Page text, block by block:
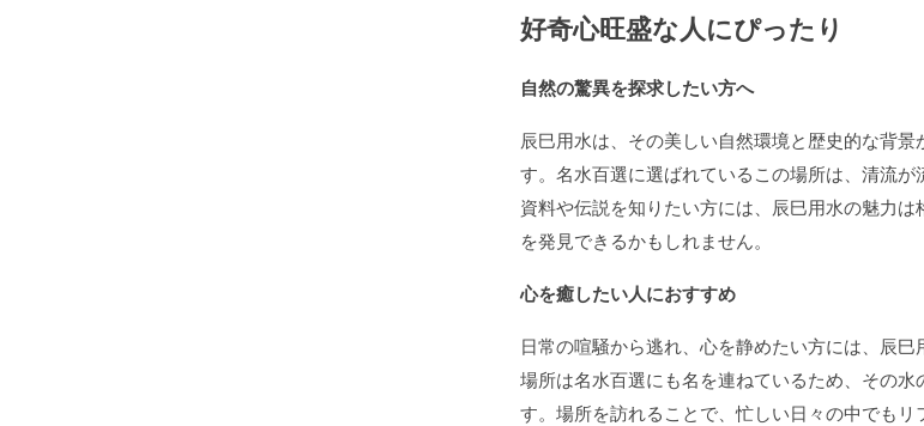
好奇心旺盛な人にぴったり
自然の驚異を探求したい方へ
辰巳用水は、その美しい自然環境と歴史的な背景
す。名水百選に選ばれているこの場所は、清流
資料や伝説を知りたい方には、辰巳用水の魅力
を発見できるかもしれません。
心を癒したい人におすすめ
日常の喧騒から逃れ、心を静めたい方には、辰
場所は名水百選にも名を連ねているため、その
す。場所を訪れることで、忙しい日々の中でもリ